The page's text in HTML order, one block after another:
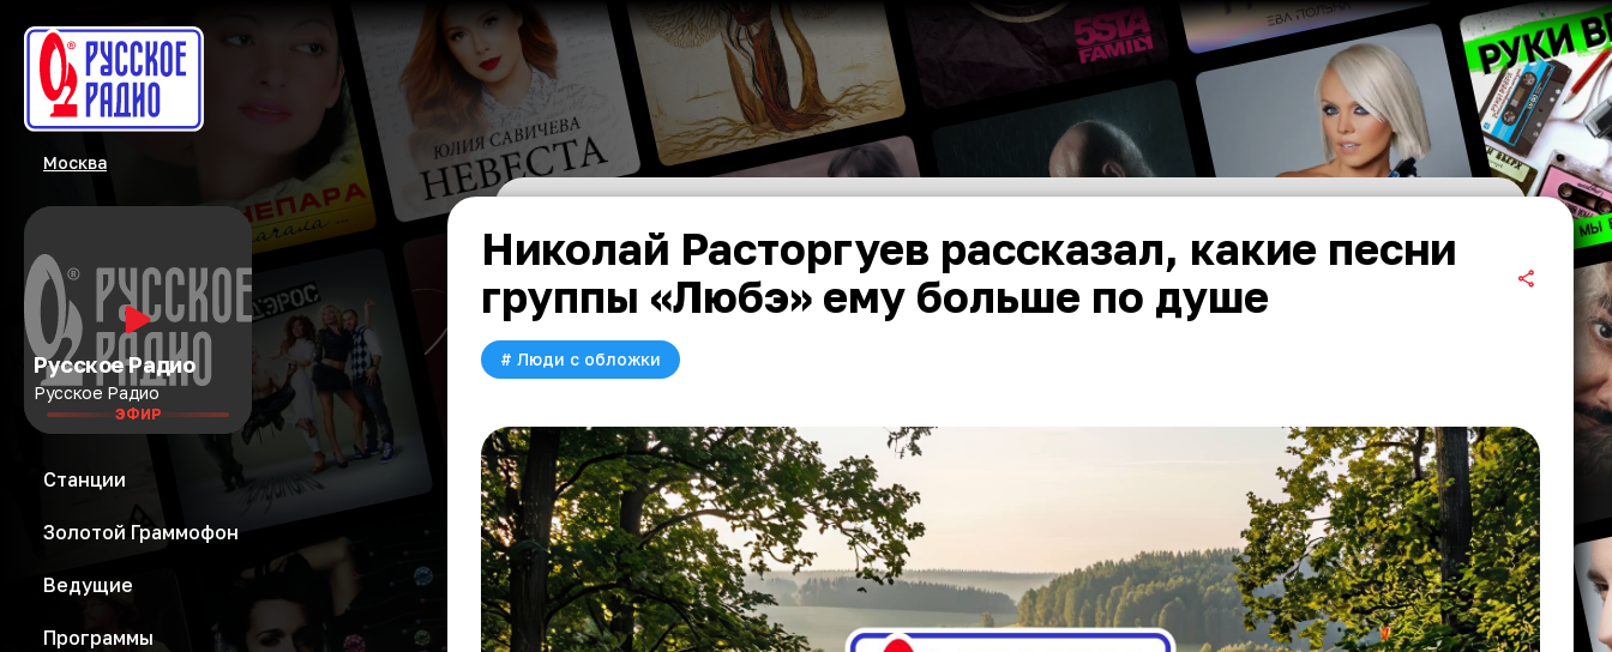
Москва
Русское Радио
Русское Радио
ЭФИР
Станции
Золотой Граммофон
Ведущие
Программы
Николай Расторгуев рассказал, какие песни
группы «Любэ» ему больше по душе
# Люди с обложки